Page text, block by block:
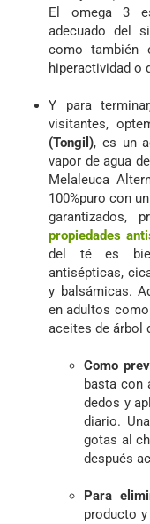
El omega 3
adecuado del
como también
hiperactividad o
Y para
visitantes,
(Tongil), es un
vapor de agua
Melaleuca
100%puro con
garantizados,
propiedades
del té es
antisépticas,
y balsámicas.
en adultos
aceites de árbol
Como
basta con
dedos y
diario.
gotas al
después
Para
producto